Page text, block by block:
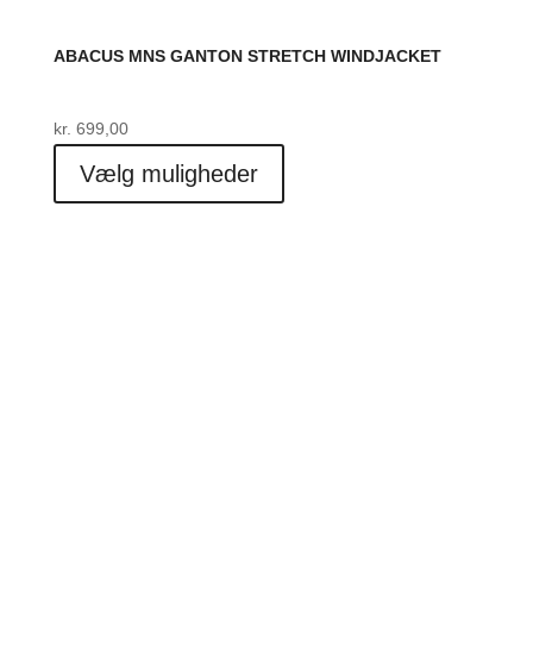
ABACUS MNS GANTON STRETCH WINDJACKET
kr. 699,00
Vælg muligheder
Dette
har